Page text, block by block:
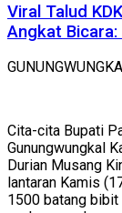
Viral Talud
Angkat Bicara:
Cita-cita Bupati
Gunungwungkal
Durian Musang
lantaran Kamis
1500 batang